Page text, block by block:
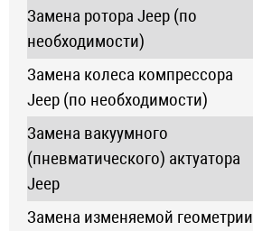
Замена ротора Jeep (по
необходимости)
Замена колеса компрессора
Jeep (по необходимости)
Замена вакуумного
(пневматического) актуатора
Jeep
Замена изменяемой геометрии